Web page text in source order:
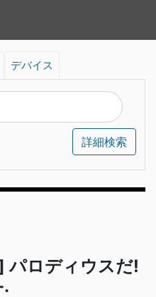
デバイス
詳細検索
パロディウスだ!
.